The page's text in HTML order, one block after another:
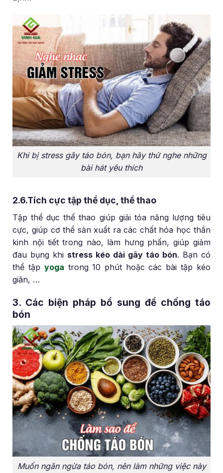
Khi bị stress gây táo bón, bạn hãy thử nghe những
bài hát yêu thích
2.6.Tích cực tập thể dục, thể thao
Tập thể dục thể thao giúp giải tỏa năng lượng tiêu
cực, giúp cơ thể sản xuất ra các chất hóa học thần
kinh nội tiết trong nào, làm hưng phấn, giúp giảm
đau bụng khi stress kéo dài gây táo bón. Bạn có
thể tập yoga trong 10 phút hoặc các bài tập kéo
giãn, …
3. Các biện pháp bổ sung để chống táo
bón
Muốn ngăn ngừa táo bón, nên làm những việc này